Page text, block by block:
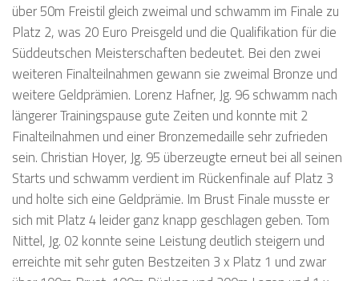
über 50m Freistil gleich zweimal und schwamm im Finale zu
Platz 2, was 20 Euro Preisgeld und die Qualifikation für die
Süddeutschen Meisterschaften bedeutet. Bei den zwei
weiteren Finalteilnahmen gewann sie zweimal Bronze und
weitere Geldprämien. Lorenz Hafner, Jg. 96 schwamm nach
längerer Trainingspause gute Zeiten und konnte mit 2
Finalteilnahmen und einer Bronzemedaille sehr zufrieden
sein. Christian Hoyer, Jg. 95 überzeugte erneut bei all seinen
Starts und schwamm verdient im Rückenfinale auf Platz 3
und holte sich eine Geldprämie. Im Brust Finale musste er
sich mit Platz 4 leider ganz knapp geschlagen geben. Tom
Nittel, Jg. 02 konnte seine Leistung deutlich steigern und
erreichte mit sehr guten Bestzeiten 3 x Platz 1 und zwar